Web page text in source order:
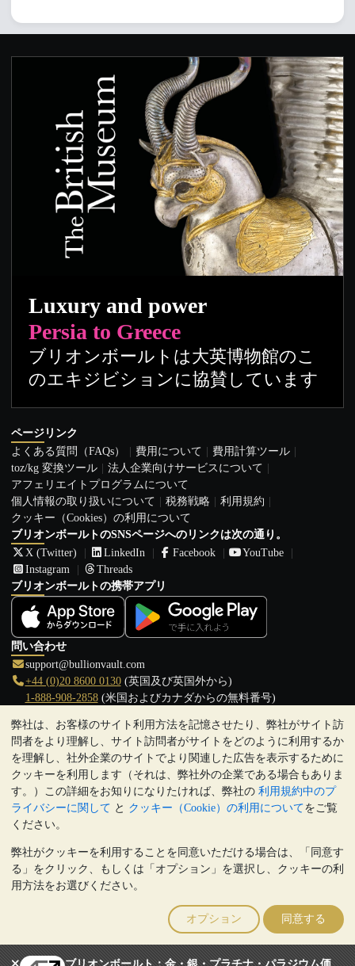
弊社は、お客様のサイト利用方法を記憶させたり、弊社がサイト訪
問者をより理解し、サイト訪問者がサイトをどのように利用するか
を理解し、社外企業のサイトでより関連した広告を表示するために
クッキーを利用します（それは、弊社外の企業である場合もありま
す。）この詳細をお知りになりたければ、弊社の 利用規約中のプ
ライバシーに関して と クッキー（Cookie）の利用についてをご覧
ください。
弊社がクッキーを利用することを同意いただける場合は、「同意す
る」をクリック、もしくは「オプション」を選択し、クッキーの利
用方法をお選びください。
オプション 同意する
ブリオンボールト：金・銀・プラチナ・パラジウム価
Luxury and power
Persia to Greece
ブリオンボールトは大英博物館のこ
のエキジビションに協賛しています
ページリンク
よくある質問（FAQs）
費用について
費用計算ツール
toz/kg 変換ツール
法人企業向けサービスについて
アフェリエイトプログラムについて
個人情報の取り扱いについて
税務戦略
利用規約
クッキー（Cookies）の利用について
ブリオンボールトのSNSページへのリンクは次の通り。
X (Twitter)
LinkedIn Facebook
YouTube
Instagram
Threads
ブリオンボールトの携帯アプリ
問い合わせ
support@bullionvault.com
+44 (0)20 8600 0130(英国及び英国外から)
1-888-908-2858(米国およびカナダからの無料番号)
クリックして通話を開始
営業時間:
9:00～20:30 (英国), 月曜日から金曜日
17:00～2:30（日本時間）, 月曜日から金曜日
Galmarley Ltd T/A BullionVault
3 Shortlands (7th Floor)
London
W6 8DA
United Kingdom
貴金属の価値は下落することもあれば上昇することもありま
す。過去の傾向は、将来の価格の動きを保証するものではありませ
ん。BullionVaultのウェブサイト上、もしくはBullionVaultとのコミ
ュニケーション上のいかなる内容も、投資に関する助言ではありま